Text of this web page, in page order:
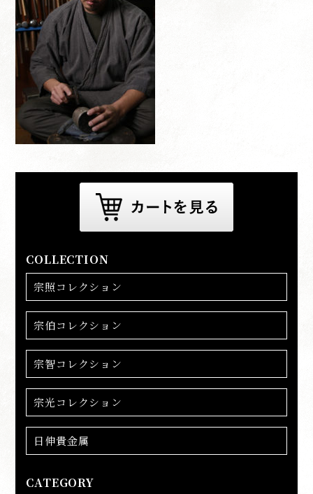
COLLECTION
宗照コレクション
宗伯コレクション
宗智コレクション
宗光コレクション
日伸貴金属
CATEGORY